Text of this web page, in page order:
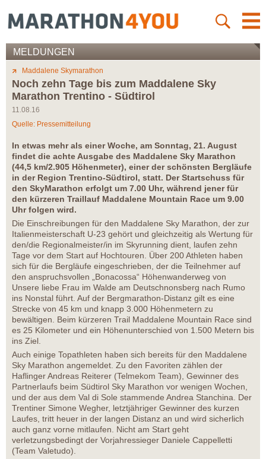
MELDUNGEN
Maddalene Skymarathon
Noch zehn Tage bis zum Maddalene Sky
Marathon Trentino - Südtirol
11.08.16
Quelle: Pressemitteilung
In etwas mehr als einer Woche, am Sonntag, 21. August
findet die achte Ausgabe des Maddalene Sky Marathon
(44,5 km/2.905 Höhenmeter), einer der schönsten Bergläufe
in der Region Trentino-Südtirol, statt. Der Startschuss für
den SkyMarathon erfolgt um 7.00 Uhr, während jener für
den kürzeren Traillauf Maddalene Mountain Race um 9.00
Uhr folgen wird.
Die Einschreibungen für den Maddalene Sky Marathon, der zur
Italienmeisterschaft U-23 gehört und gleichzeitig als Wertung für
den/die Regionalmeister/in im Skyrunning dient, laufen zehn
Tage vor dem Start auf Hochtouren. Über 200 Athleten haben
sich für die Bergläufe eingeschrieben, der die Teilnehmer auf
den anspruchsvollen „Bonacossa“ Höhenwanderweg von
Unsere liebe Frau im Walde am Deutschnonsberg nach Rumo
ins Nonstal führt. Auf der Bergmarathon-Distanz gilt es eine
Strecke von 45 km und knapp 3.000 Höhenmetern zu
bewältigen. Beim kürzeren Trail Maddalene Mountain Race sind
es 25 Kilometer und ein Höhenunterschied von 1.500 Metern bis
ins Ziel.
Auch einige Topathleten haben sich bereits für den Maddalene
Sky Marathon angemeldet. Zu den Favoriten zählen der
Haflinger Andreas Reiterer (Telmekom Team), Gewinner des
Partnerlaufs beim Südtirol Sky Marathon vor wenigen Wochen,
und der aus dem Val di Sole stammende Andrea Stanchina. Der
Trentiner Simone Wegher, letztjähriger Gewinner des kurzen
Laufes, tritt heuer in der langen Distanz an und wird sicherlich
auch ganz vorne mitlaufen. Nicht am Start geht
verletzungsbedingt der Vorjahressieger Daniele Cappelletti
(Team Valetudo).